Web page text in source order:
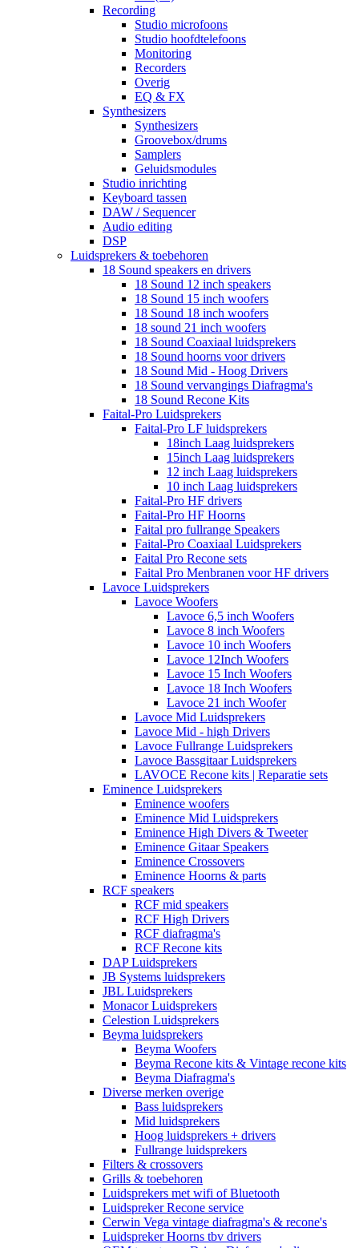
Recording
Studio microfoons
Studio hoofdtelefoons
Monitoring
Recorders
Overig
EQ & FX
Synthesizers
Synthesizers
Groovebox/drums
Samplers
Geluidsmodules
Studio inrichting
Keyboard tassen
DAW / Sequencer
Audio editing
DSP
Luidsprekers & toebehoren
18 Sound speakers en drivers
18 Sound 12 inch speakers
18 Sound 15 inch woofers
18 Sound 18 inch woofers
18 sound 21 inch woofers
18 Sound Coaxiaal luidsprekers
18 Sound hoorns voor drivers
18 Sound Mid - Hoog Drivers
18 Sound vervangings Diafragma's
18 Sound Recone Kits
Faital-Pro Luidsprekers
Faital-Pro LF luidsprekers
18inch Laag luidsprekers
15inch Laag luidsprekers
12 inch Laag luidsprekers
10 inch Laag luidsprekers
Faital-Pro HF drivers
Faital-Pro HF Hoorns
Faital pro fullrange Speakers
Faital-Pro Coaxiaal Luidsprekers
Faital Pro Recone sets
Faital Pro Menbranen voor HF drivers
Lavoce Luidsprekers
Lavoce Woofers
Lavoce 6,5 inch Woofers
Lavoce 8 inch Woofers
Lavoce 10 inch Woofers
Lavoce 12Inch Woofers
Lavoce 15 Inch Woofers
Lavoce 18 Inch Woofers
Lavoce 21 inch Woofer
Lavoce Mid Luidsprekers
Lavoce Mid - high Drivers
Lavoce Fullrange Luidsprekers
Lavoce Bassgitaar Luidsprekers
LAVOCE Recone kits | Reparatie sets
Eminence Luidsprekers
Eminence woofers
Eminence Mid Luidsprekers
Eminence High Divers & Tweeter
Eminence Gitaar Speakers
Eminence Crossovers
Eminence Hoorns & parts
RCF speakers
RCF mid speakers
RCF High Drivers
RCF diafragma's
RCF Recone kits
DAP Luidsprekers
JB Systems luidsprekers
JBL Luidsprekers
Monacor Luidsprekers
Celestion Luidsprekers
Beyma luidsprekers
Beyma Woofers
Beyma Recone kits & Vintage recone kits
Beyma Diafragma's
Diverse merken overige
Bass luidsprekers
Mid luidsprekers
Hoog luidsprekers + drivers
Fullrange luidsprekers
Filters & crossovers
Grills & toebehoren
Luidsprekers met wifi of Bluetooth
Luidspreker Recone service
Cerwin Vega vintage diafragma's & recone's
Luidspreker Hoorns tbv drivers